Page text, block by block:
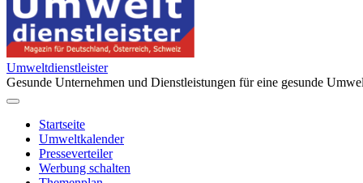
Umweltdienstleister
Gesunde Unternehmen und Dienstleistungen für eine gesunde
Startseite
Umweltkalender
Presseverteiler
Werbung schalten